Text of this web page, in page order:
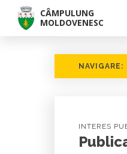
CÂMPULUNG
MOLDOVENESC
NAVIGARE:
INTERES